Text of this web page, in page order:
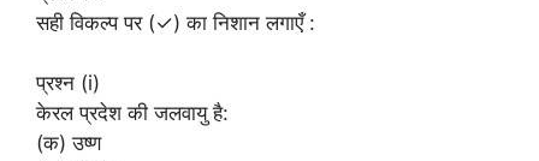
सही विकल्प पर (✓) का निशान लगाएँ :
प्रश्न (i)
केरल प्रदेश की जलवायु है:
(क) उष्ण